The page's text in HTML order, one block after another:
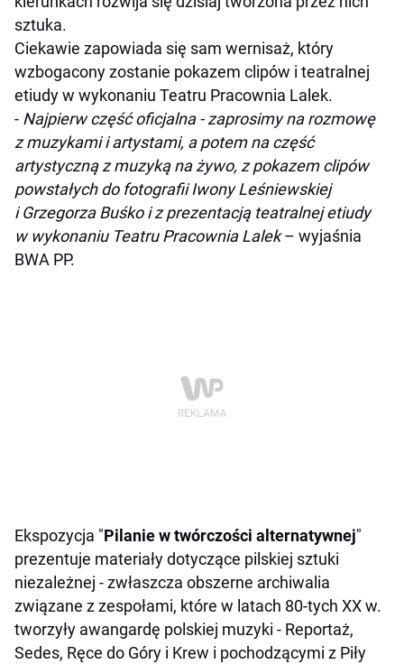
sztuka.
Ciekawie zapowiada się sam wernisaż, który
wzbogacony zostanie pokazem clipów i teatralnej
etiudy w wykonaniu Teatru Pracownia Lalek.
- Najpierw część oficjalna - zaprosimy na rozmowę
z muzykami i artystami, a potem na część
artystyczną z muzyką na żywo, z pokazem clipów
powstałych do fotografii Iwony Leśniewskiej
i Grzegorza Buśko i z prezentacją teatralnej etiudy
w wykonaniu Teatru Pracownia Lalek– wyjaśnia
BWA PP.
Ekspozycja "Pilanie w twórczości alternatywnej"
prezentuje materiały dotyczące pilskiej sztuki
niezależnej - zwłaszcza obszerne archiwalia
związane z zespołami, które w latach 80-tych XX w.
tworzyły awangardę polskiej muzyki - Reportaż,
Sedes, Ręce do Góry i Krew i pochodzącymi z Piły